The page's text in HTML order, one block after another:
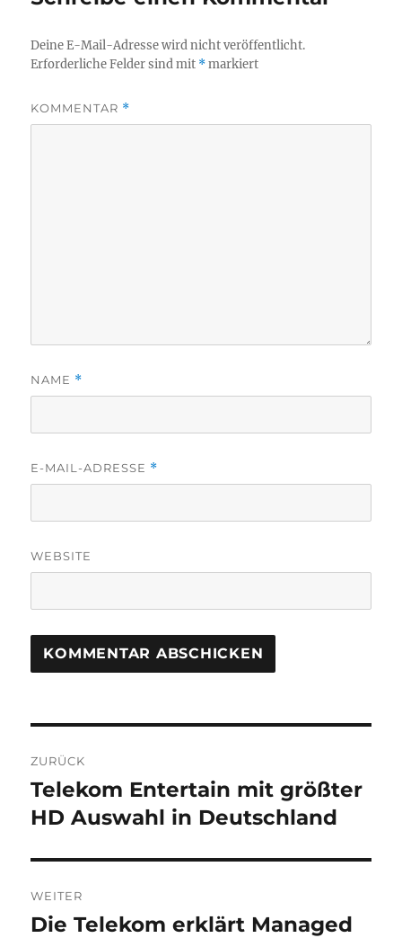
Deine E-Mail-Adresse wird nicht veröffentlicht.
Erforderliche Felder sind mit *markiert
KOMMENTAR *
NAME *
E-MAIL-ADRESSE *
WEBSITE
ZURÜCK
Vorheriger
Beitrag:
Telekom Entertain mit größter
HD Auswahl in Deutschland
WEITER
Nächster
Die Telekom erklärt Managed